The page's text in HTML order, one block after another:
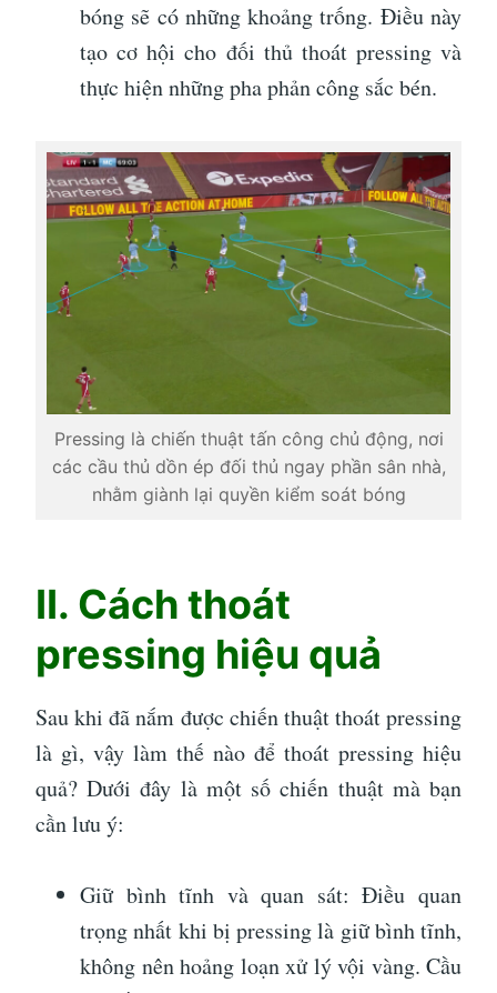
bóng sẽ có những khoảng trống. Điều này
tạo cơ hội cho đối thủ thoát pressing và
thực hiện những pha phản công sắc bén.
Pressing là chiến thuật tấn công chủ động, nơi
các cầu thủ dồn ép đối thủ ngay phần sân nhà,
nhằm giành lại quyền kiểm soát bóng
II. Cách thoát
pressing hiệu quả
Sau khi đã nắm được chiến thuật thoát pressing
là gì, vậy làm thế nào để thoát pressing hiệu
quả? Dưới đây là một số chiến thuật mà bạn
cần lưu ý:
Giữ bình tĩnh và quan sát: Điều quan
trọng nhất khi bị pressing là giữ bình tĩnh,
không nên hoảng loạn xử lý vội vàng. Cầu